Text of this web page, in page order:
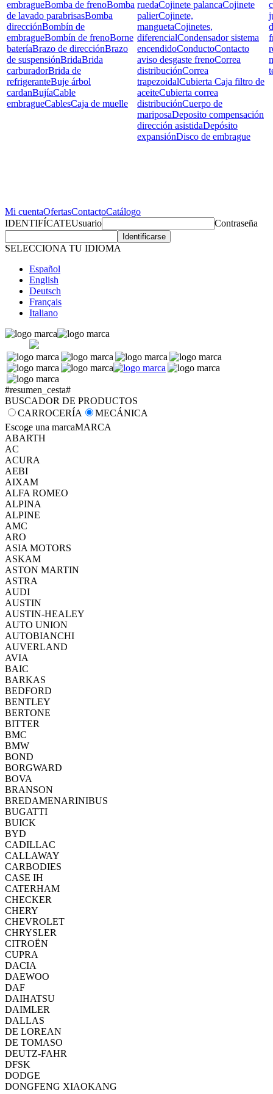
embragueBomba de frenoBomba
de lavado parabrisasBomba
direcciónBombín de
embragueBombín de frenoBorne
bateríaBrazo de direcciónBrazo
de suspensiónBridaBrida
carburadorBrida de
refrigeranteBuje árbol
cardanBujíaCable
embragueCablesCaja de muelle
ruedaCojinete palancaCojinete
palierCojinete,
manguetaCojinetes,
diferencialCondensador sistema
encendidoConductoContacto
aviso desgaste frenoCorrea
distribuciónCorrea
trapezoidalCubierta Caja filtro de
aceiteCubierta correa
distribuciónCuerpo de
mariposaDeposito compensación
dirección asistidaDepósito
expansiónDisco de embrague
Mi cuentaOfertasContactoCatálogo
IDENTIFÍCATEUsuario Contraseña
SELECCIONA TU IDIOMA
Español
English
Deutsch
Français
Italiano
#resumen_cesta#
BUSCADOR DE PRODUCTOS
CARROCERÍA
MECÁNICA
Escoge una marcaMARCA
ABARTH
AC
ACURA
AEBI
AIXAM
ALFA ROMEO
ALPINA
ALPINE
AMC
ARO
ASIA MOTORS
ASKAM
ASTON MARTIN
ASTRA
AUDI
AUSTIN
AUSTIN-HEALEY
AUTO UNION
AUTOBIANCHI
AUVERLAND
AVIA
BAIC
BARKAS
BEDFORD
BENTLEY
BERTONE
BITTER
BMC
BMW
BOND
BORGWARD
BOVA
BRANSON
BREDAMENARINIBUS
BUGATTI
BUICK
BYD
CADILLAC
CALLAWAY
CARBODIES
CASE IH
CATERHAM
CHECKER
CHERY
CHEVROLET
CHRYSLER
CITROËN
CUPRA
DACIA
DAEWOO
DAF
DAIHATSU
DAIMLER
DALLAS
DE LOREAN
DE TOMASO
DEUTZ-FAHR
DFSK
DODGE
DONGFENG XIAOKANG